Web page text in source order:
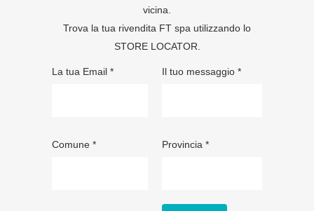
vicina.
Trova la tua rivendita FT spa utilizzando lo
STORE LOCATOR
La tua Email *
Comune *
Il tuo messaggio *
Provincia *